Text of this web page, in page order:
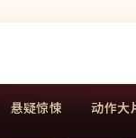
悬疑惊悚 动作大